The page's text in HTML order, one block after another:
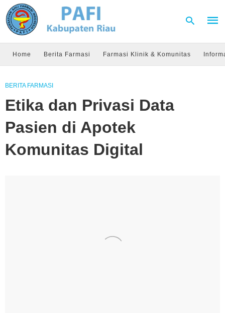
Home Berita Farmasi Farmasi Klinik & Komunitas
BERITA FARMASI
Etika dan Privasi Data
Pasien di Apotek
Komunitas Digital